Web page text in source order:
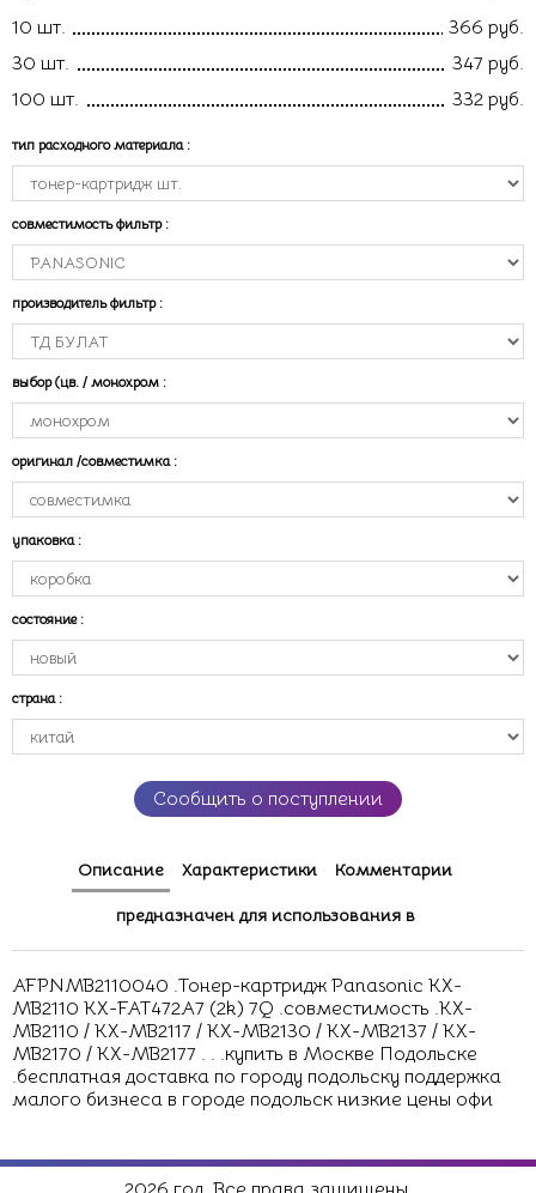
10 шт.
366 руб.
30 шт.
347 руб.
100 шт.
332 руб.
тип расходного материала :
совместимость фильтр :
производитель фильтр :
выбор (цв. / монохром :
оригинал /совместимка :
упаковка :
состояние :
страна :
Сообщить о поступлении
Описание Характеристики Комментарии
предназначен для использования в
AFPNMB2110040 .Тонер-картридж Panasonic KX-
MB2110 KX-FAT472A7 (2k) 7Q .совместимость .KX-
MB2110 / KX-MB2117 / KX-MB2130 / KX-MB2137 / KX-
MB2170 / KX-MB2177 . . .купить в Москве Подольске
.бесплатная доставка по городу подольску поддержка
малого бизнеса в городе подольск низкие цены офи